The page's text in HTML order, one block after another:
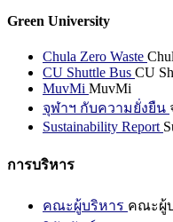
Green University
Chula Zero Waste
CU Shuttle Bus CU
MuvMi MuvMi
จุฬาฯ กับความยั่งยืน
Sustainability Report
การบริหาร
คณะผู้บริหาร คณะผู้